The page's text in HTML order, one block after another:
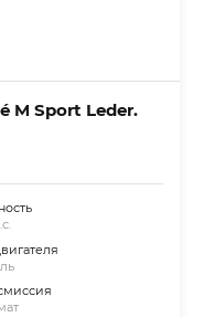
M Sport Leder.